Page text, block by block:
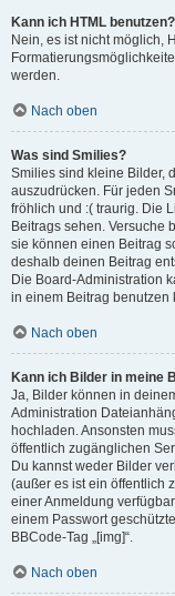
Kann ich HTML benutzen?
Nein, es ist nicht möglich,
werden.
Nach oben
Was sind Smilies?
Smilies sind kleine Bilder,
auszudrücken. Für jeden
fröhlich und :( traurig. Die
Beitrags sehen. Versuche
sie können einen Beitrag
deshalb deinen Beitrag
Die Board-Administration
in einem Beitrag benutzen
Nach oben
Kann ich Bilder in meine
Ja, Bilder können in
Administration
hochladen. Ansonsten
öffentlich zugänglichen
Du kannst weder Bilder
(außer es ist ein öffentlich
einer Anmeldung
einem Passwort
BBCode-Tag „[img]“.
Nach oben